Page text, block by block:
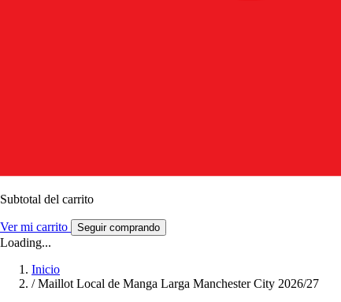
Subtotal del carrito
Ver mi carrito Seguir comprando
Loading...
Inicio
/ Maillot Local de Manga Larga Manchester City 2026/27